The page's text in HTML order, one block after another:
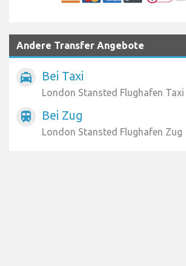
Andere Transfer Angebote
local_taxi Bei Taxi
London Stansted Flughafen Taxi
train Bei Zug
London Stansted Flughafen Zug